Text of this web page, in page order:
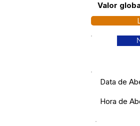
Valor
Data de
Hora de